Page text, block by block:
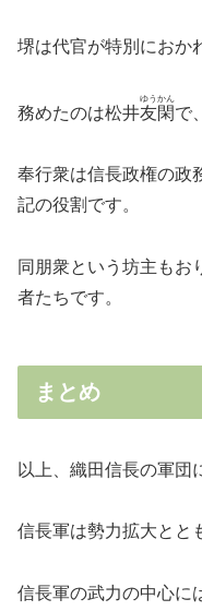
堺は代官が特別におか
務めたのは松井友閑
ゆうかん
で
奉行衆は信長政権の政
記の役割です。
同朋衆という坊主もお
者たちです。
まとめ
以上、織田信長の軍団
信長軍は勢力拡大とと
信長軍の武力の中心に